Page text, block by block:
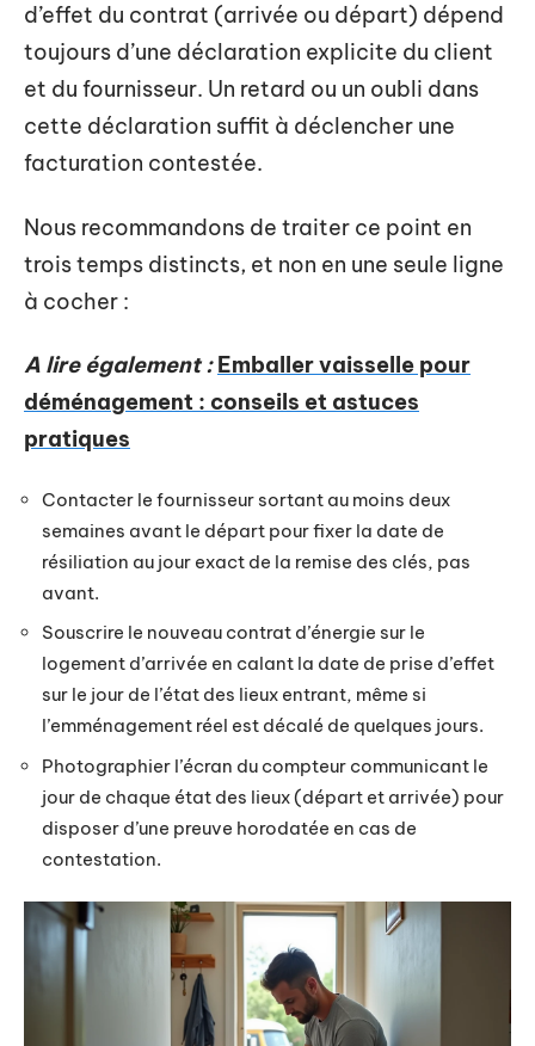
d’effet du contrat (arrivée ou départ) dépend
toujours d’une déclaration explicite du client
et du fournisseur. Un retard ou un oubli dans
cette déclaration suffit à déclencher une
facturation contestée.
Nous recommandons de traiter ce point en
trois temps distincts, et non en une seule ligne
à cocher :
A lire également : Emballer vaisselle pour
déménagement : conseils et astuces
pratiques
Contacter le fournisseur sortant au moins deux
semaines avant le départ pour fixer la date de
résiliation au jour exact de la remise des clés, pas
avant.
Souscrire le nouveau contrat d’énergie sur le
logement d’arrivée en calant la date de prise d’effet
sur le jour de l’état des lieux entrant, même si
l’emménagement réel est décalé de quelques jours.
Photographier l’écran du compteur communicant le
jour de chaque état des lieux (départ et arrivée) pour
disposer d’une preuve horodatée en cas de
contestation.